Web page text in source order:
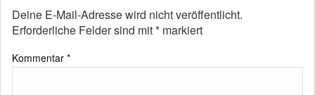
Deine E-Mail-Adresse wird nicht veröffentlicht.
Erforderliche Felder sind mit* markiert
Kommentar *